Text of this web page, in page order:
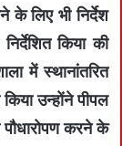
के लिए भी निर्देश
किया की
में स्थानांतरित
उन्होंने पीपल
पौधारोपण करने के